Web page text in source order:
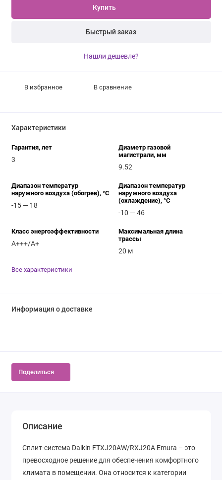
Купить
Быстрый заказ
Нашли дешевле?
В избранное В сравнение
Характеристики
Гарантия, лет
3
Диаметр газовой
магистрали, мм
9.52
Диапазон температур
наружного воздуха (обогрев), °C
-15 — 18
Диапазон температур
наружного воздуха
(охлаждение), °C
-10 — 46
Класс энергоэффективности
A+++/A+
Максимальная длина
трассы
20 м
Все характеристики
Информация о доставке
Поделиться
Описание
Сплит-система Daikin FTXJ20AW/RXJ20A Emura – это
превосходное решение для обеспечения комфортного
климата в помещении. Она относится к категории